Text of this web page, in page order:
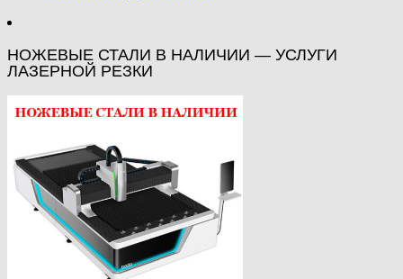
НОЖЕВЫЕ СТАЛИ В НАЛИЧИИ — УСЛУГИ
ЛАЗЕРНОЙ РЕЗКИ